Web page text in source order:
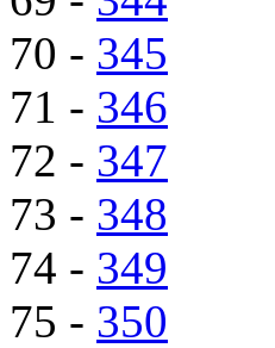
70 - 345
71 - 346
72 - 347
73 - 348
74 - 349
75 - 350